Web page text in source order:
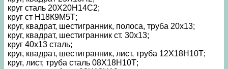
круг сталь 20Х20Н14С2;
круг ст Н18К9М5Т;
круг, квадрат, шестигранник, полоса, труба 20х13;
круг, квадрат, шестигранник ст. 30х13;
круг 40х13 сталь;
круг, квадрат, шестигранник, лист, труба 12Х18Н10Т;
круг, лист, труба сталь 08Х18Н10Т;